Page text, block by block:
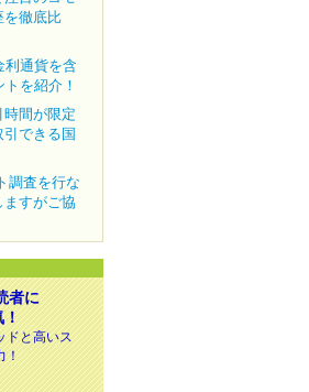
を徹底比
利通貨を含
を紹介！
間が限定
できる国
調査を行な
ますがご協
者に
ドと高いス